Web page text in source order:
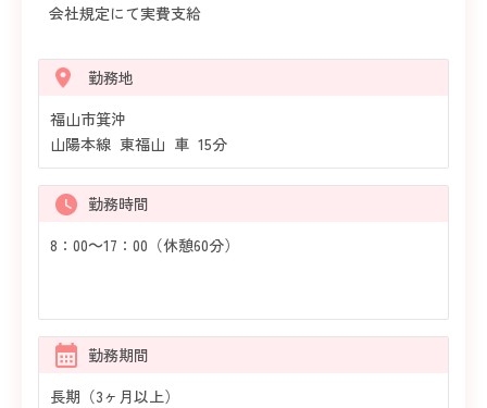
会社規定にて実費支給
勤務地
福山市箕沖
山陽本線 東福山 車 15分
勤務時間
8：00～17：00（休憩60分）
勤務期間
長期（3ヶ月以上）